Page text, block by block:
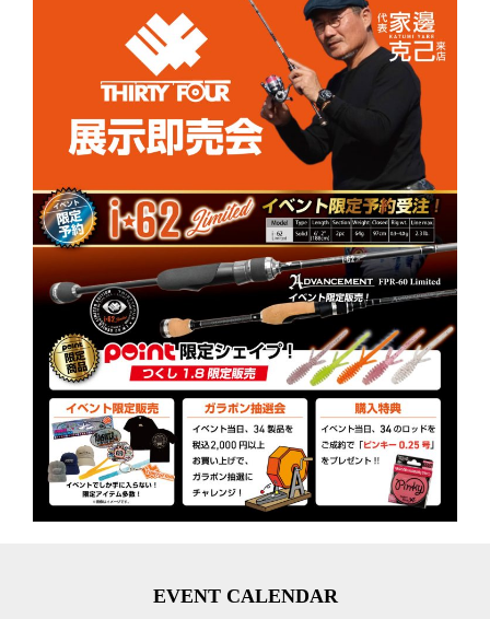
EVENT CALENDAR